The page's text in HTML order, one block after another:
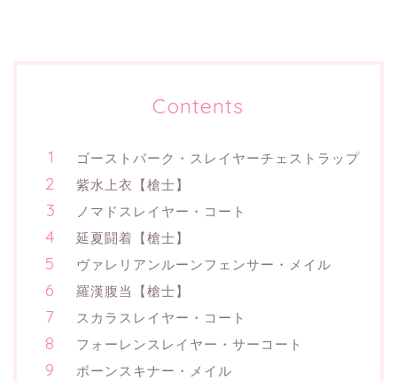
Contents
ゴーストバーク・スレイヤーチェストラップ
紫水上衣【槍士】
ノマドスレイヤー・コート
延夏闘着【槍士】
ヴァレリアンルーンフェンサー・メイル
羅漢腹当【槍士】
スカラスレイヤー・コート
フォーレンスレイヤー・サーコート
ボーンスキナー・メイル